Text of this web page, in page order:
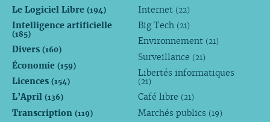
Le Logiciel Libre (194)
Intelligence artificielle
(185)
Divers (160)
Économie (159)
Licences (154)
L’April (136)
Transcription (119)
Internet (22)
Big Tech (21)
Environnement (21)
Surveillance (21)
Libertés informatiques
(21)
Café libre (21)
Marchés publics (19)